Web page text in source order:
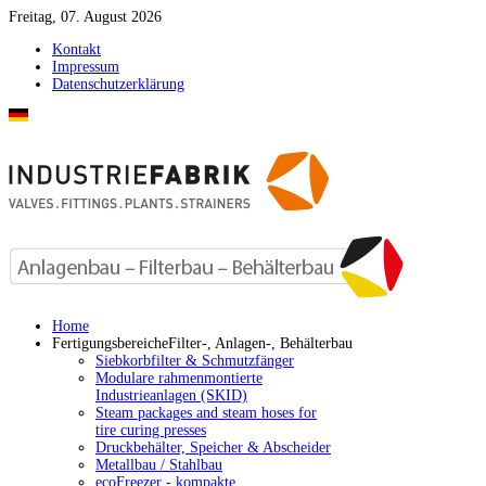
Freitag, 07. August 2026
Kontakt
Impressum
Datenschutzerklärung
Home
FertigungsbereicheFilter-, Anlagen-, Behälterbau
Siebkorbfilter & Schmutzfänger
Modulare rahmenmontierte
Industrieanlagen (SKID)
Steam packages and steam hoses for
tire curing presses
Druckbehälter, Speicher & Abscheider
Metallbau / Stahlbau
ecoFreezer - kompakte